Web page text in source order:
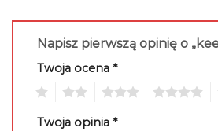
Napisz pierwszą opinię o
Twoja ocena *
Twoja opinia *